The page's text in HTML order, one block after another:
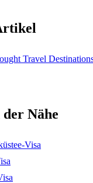
Travel
Nähe
e-Visa